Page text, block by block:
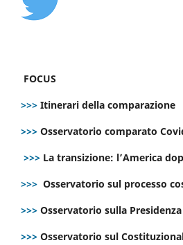
FOCUS
>>> Itinerari della comparazione
>>> Osservatorio comparato
>>> La transizione: l’America
>>> Osservatorio sul processo
>>> Osservatorio sulla
>>> Osservatorio sul